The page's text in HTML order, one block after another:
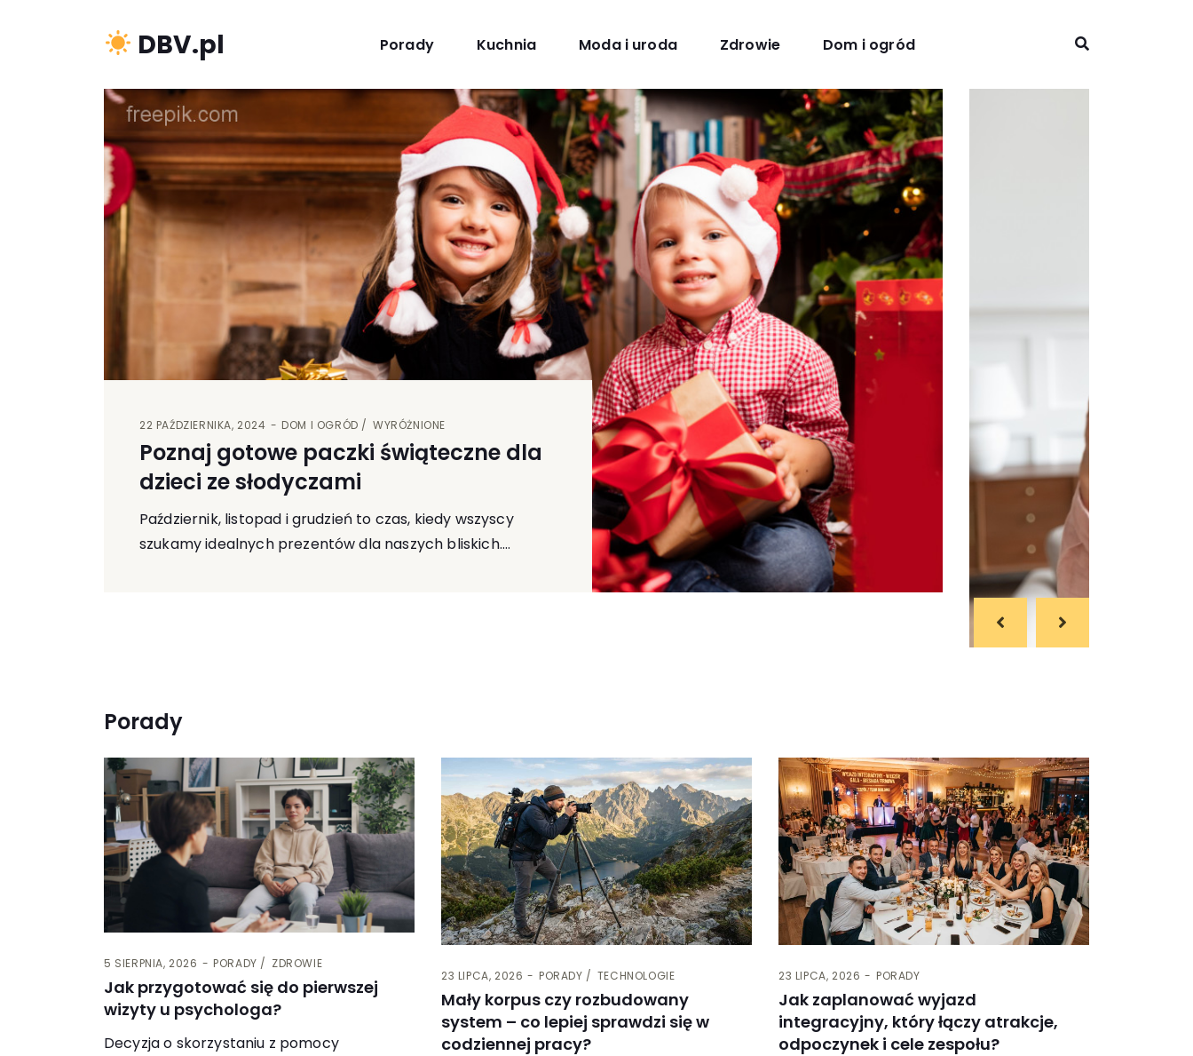
DBV.pl Porady Kuchnia Moda i uroda Zdrowie Dom i ogród
22 PAŹDZIERNIKA, 2024 DOM I OGRÓD WYRÓŻNIONE
Poznaj gotowe paczki świąteczne dla
dzieci ze słodyczami
Październik, listopad i grudzień to czas, kiedy wszyscy
szukamy idealnych prezentów dla naszych bliskich.…
Porady
5 SIERPNIA, 2026 PORADY ZDROWIE
Jak przygotować się do pierwszej
wizyty u psychologa?
Decyzja o skorzystaniu z pomocy
23 LIPCA, 2026 PORADY TECHNOLOGIE
Mały korpus czy rozbudowany
system – co lepiej sprawdzi się w
codziennej pracy?
23 LIPCA, 2026 PORADY
Jak zaplanować wyjazd
integracyjny, który łączy atrakcje,
odpoczynek i cele zespołu?